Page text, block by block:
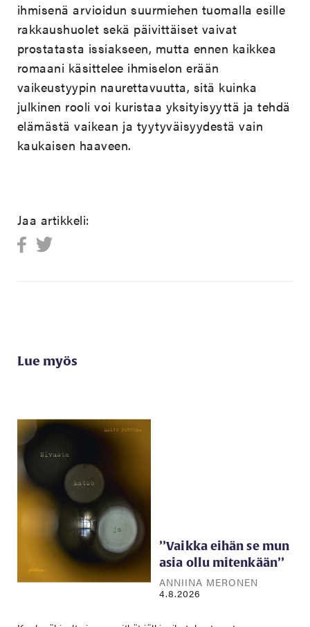
ihmisenä arvioidun suurmiehen tuomalla esille
rakkaushuolet sekä päivittäiset vaivat
prostatasta issiakseen, mutta ennen kaikkea
romaani käsittelee ihmiselon erään
vaikeustyypin naurettavuutta, sitä kuinka
julkinen rooli voi kuristaa yksityisyyttä ja tehdä
elämästä vaikean ja tyytyväisyydestä vain
kaukaisen haaveen.
Jaa artikkeli:
Lue myös
’’Vaikka eihän se mun
asia ollu mitenkään’’
ANNIINA MERONEN
4.8.2026